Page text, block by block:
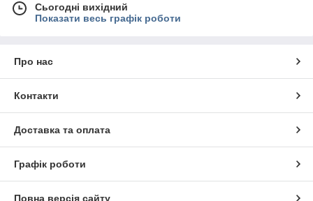
Сьогодні вихідний
Показати весь графік роботи
Про нас
Контакти
Доставка та оплата
Графік роботи
Повна версія сайту